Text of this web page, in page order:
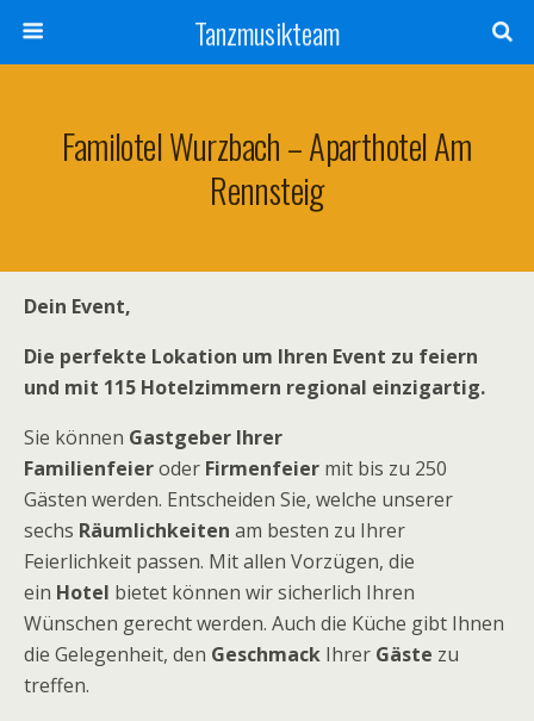
Tanzmusikteam
Familotel Wurzbach – Aparthotel Am
Rennsteig
Dein Event,
Die perfekte Lokation um Ihren Event zu feiern
und mit 115 Hotelzimmern regional einzigartig.
Sie können Gastgeber Ihrer
Familienfeieroder Firmenfeier mit bis zu 250
Gästen werden. Entscheiden Sie, welche unserer
sechs Räumlichkeiten am besten zu Ihrer
Feierlichkeit passen. Mit allen Vorzügen, die
ein Hotel bietet können wir sicherlich Ihren
Wünschen gerecht werden. Auch die Küche gibt Ihnen
die Gelegenheit, den Geschmack Ihrer Gäste zu
treffen.